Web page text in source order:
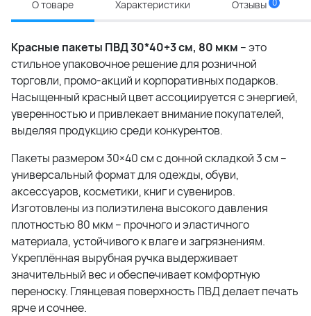
О товаре Характеристики Отзывы
Красные пакеты ПВД 30*40+3 см, 80 мкм – это
стильное упаковочное решение для розничной
торговли, промо-акций и корпоративных подарков.
Насыщенный красный цвет ассоциируется с энергией,
уверенностью и привлекает внимание покупателей,
выделяя продукцию среди конкурентов.
Пакеты размером 30×40 см с донной складкой 3 см –
универсальный формат для одежды, обуви,
аксессуаров, косметики, книг и сувениров.
Изготовлены из полиэтилена высокого давления
плотностью 80 мкм – прочного и эластичного
материала, устойчивого к влаге и загрязнениям.
Укреплённая вырубная ручка выдерживает
значительный вес и обеспечивает комфортную
переноску. Глянцевая поверхность ПВД делает печать
ярче и сочнее.